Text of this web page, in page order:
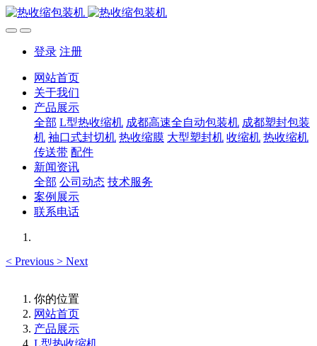
登录 注册
网站首页
关于我们
产品展示
全部 L型热收缩机 成都高速全自动包装机 成都塑封包装
机 袖口式封切机 热收缩膜 大型塑封机 收缩机 热收缩机
传送带 配件
新闻资讯
全部 公司动态 技术服务
案例展示
联系电话
< Previous > Next
你的位置
网站首页
产品展示
L型热收缩机